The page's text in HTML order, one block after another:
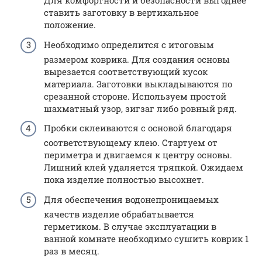
ставить заготовку в вертикальное
положение.
Необходимо определится с итоговым
размером коврика. Для создания основы
вырезается соответствующий кусок
материала. Заготовки выкладываются по
срезанной стороне. Используем простой
шахматный узор, зигзаг либо ровный ряд.
Пробки склеиваются с основой благодаря
соответствующему клею. Стартуем от
периметра и двигаемся к центру основы.
Лишний клей удаляется тряпкой. Ожидаем
пока изделие полностью высохнет.
Для обеспечения водонепроницаемых
качеств изделие обрабатывается
герметиком. В случае эксплуатации в
ванной комнате необходимо сушить коврик 1
раз в месяц.